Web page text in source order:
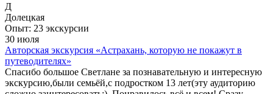
Д
Долецкая
Опыт: 23 экскурсии
30 июля
Авторская экскурсия «Астрахань, которую не покажут в
путеводителях»
Спасибо большое Светлане за познавательную и интересную
экскурсию,были семьёй,с подростком 13 лет(эту аудиторию